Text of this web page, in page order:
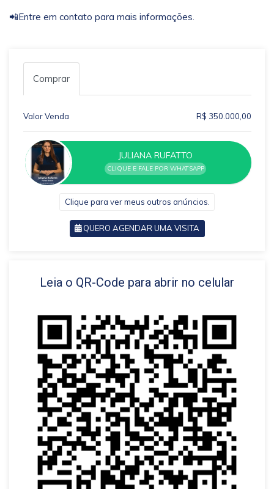
📲Entre em contato para mais informações.
Comprar
Valor Venda R$ 350.000,00
JULIANA RUFATTO
CLIQUE E FALE POR WHATSAPP
Clique para ver meus outros anúncios.
QUERO AGENDAR UMA VISITA
VOLTAR
Leia o QR-Code para abrir no celular